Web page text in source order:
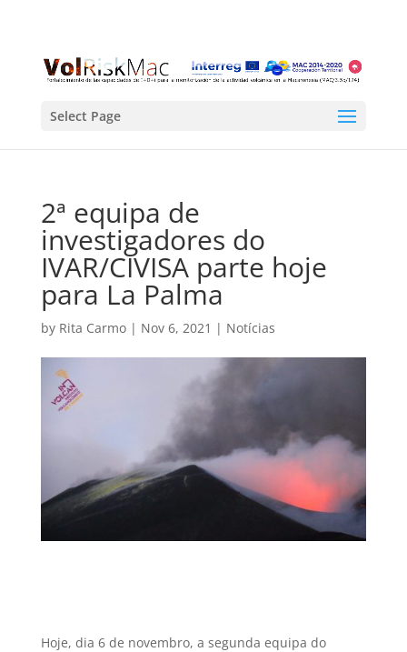
Select Page
2ª equipa de
investigadores do
IVAR/CIVISA parte hoje
para La Palma
by Rita Carmo| Nov 6, 2021 | Notícias
Hoje, dia 6 de novembro, a segunda equipa do